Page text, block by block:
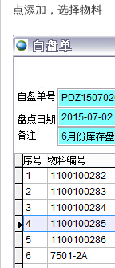
点添加，选择物料